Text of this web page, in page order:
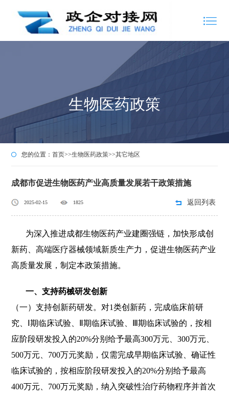
生物医药政策
您的位置：首页>>生物医药政策>>其它地区
成都市促进生物医药产业高质量发展若干政策措施
2025-02-15 1825 返回列表
为深入推进成都生物医药产业建圈强链，加快形成创
新药、高端医疗器械领域新质生产力，促进生物医药产业
高质量发展，制定本政策措施。
一、支持药械研发创新
（一）支持创新药研发。对1类创新药，完成临床前研
究、Ⅰ期临床试验、Ⅱ期临床试验、Ⅲ期临床试验的，按相
应阶段研发投入的20%分别给予最高300万元、300万元、
500万元、700万元奖励，仅需完成早期临床试验、确证性
临床试验的，按相应阶段研发投入的20%分别给予最高
400万元、700万元奖励，纳入突破性治疗药物程序并首次